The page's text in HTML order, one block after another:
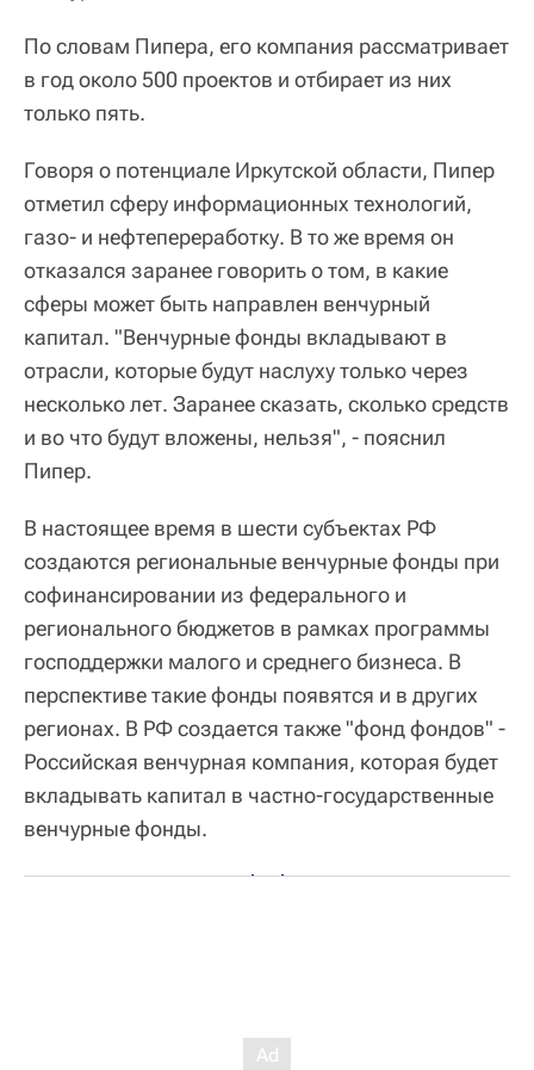
По словам Пипера, его компания рассматривает
в год около 500 проектов и отбирает из них
только пять.
Говоря о потенциале Иркутской области, Пипер
отметил сферу информационных технологий,
газо- и нефтепереработку. В то же время он
отказался заранее говорить о том, в какие
сферы может быть направлен венчурный
капитал. "Венчурные фонды вкладывают в
отрасли, которые будут наслуху только через
несколько лет. Заранее сказать, сколько средств
и во что будут вложены, нельзя", - пояснил
Пипер.
В настоящее время в шести субъектах РФ
создаются региональные венчурные фонды при
софинансировании из федерального и
регионального бюджетов в рамках программы
господдержки малого и среднего бизнеса. В
перспективе такие фонды появятся и в других
регионах. В РФ создается также "фонд фондов" -
Российская венчурная компания, которая будет
вкладывать капитал в частно-государственные
венчурные фонды.